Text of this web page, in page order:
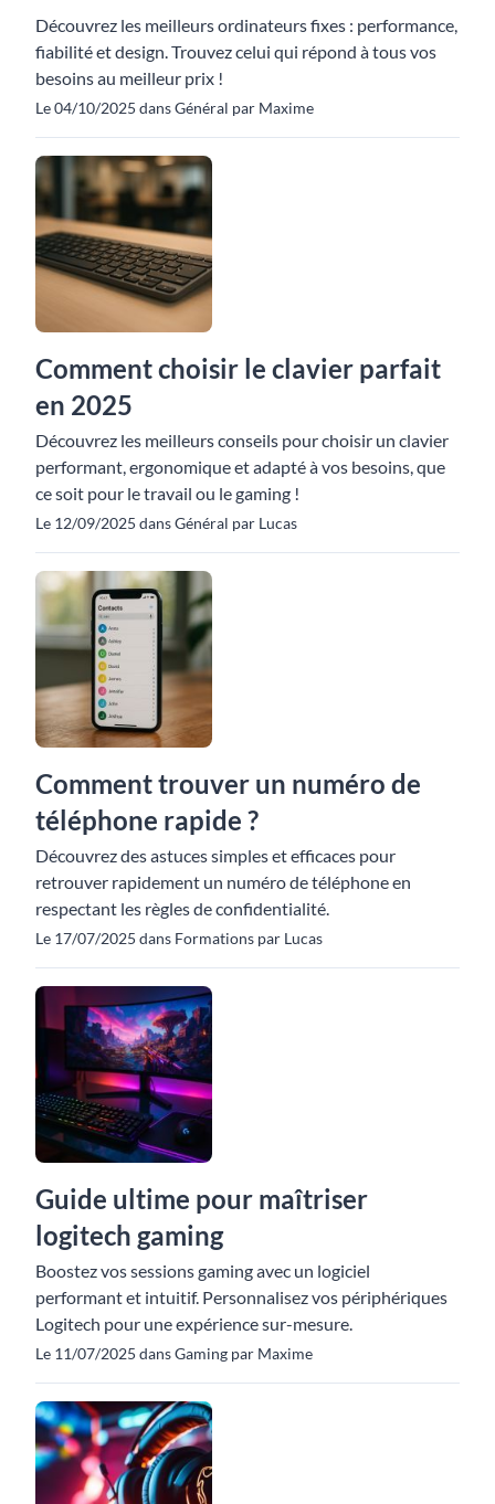
Découvrez les meilleurs ordinateurs fixes : performance,
fiabilité et design. Trouvez celui qui répond à tous vos
besoins au meilleur prix !
Le 04/10/2025 dans Général par Maxime
Comment choisir le clavier parfait
en 2025
Découvrez les meilleurs conseils pour choisir un clavier
performant, ergonomique et adapté à vos besoins, que
ce soit pour le travail ou le gaming !
Le 12/09/2025 dans Général par Lucas
Comment trouver un numéro de
téléphone rapide ?
Découvrez des astuces simples et efficaces pour
retrouver rapidement un numéro de téléphone en
respectant les règles de confidentialité.
Le 17/07/2025 dans Formations par Lucas
Guide ultime pour maîtriser
logitech gaming
Boostez vos sessions gaming avec un logiciel
performant et intuitif. Personnalisez vos périphériques
Logitech pour une expérience sur-mesure.
Le 11/07/2025 dans Gaming par Maxime